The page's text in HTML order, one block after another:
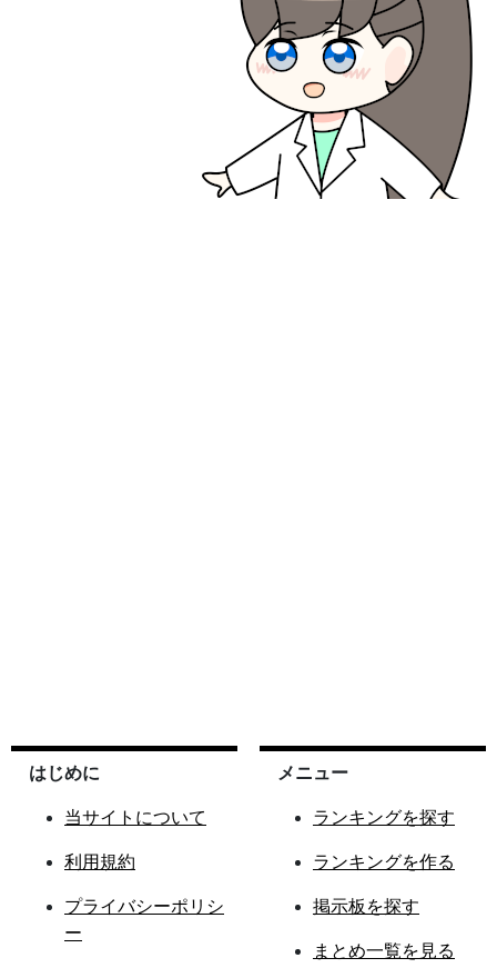
はじめに
当サイトについて
利用規約
プライバシーポリシ
ー
メニュー
ランキングを探す
ランキングを作る
掲示板を探す
まとめ一覧を見る